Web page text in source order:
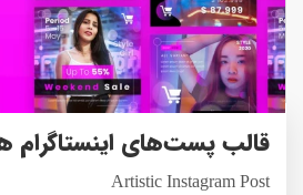
قالب پست‌های اینستاگرام
Artistic Instagram Post